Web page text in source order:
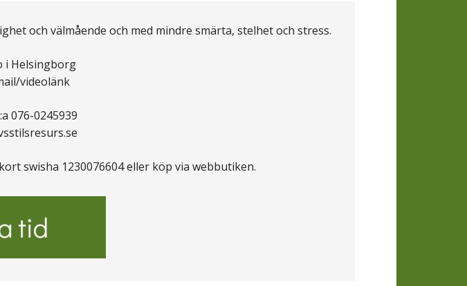
och välmående och med mindre smärta, stelhet och stress.
i Helsingborg
videolänk
076-0245939
swisha 1230076604 eller köp via webbutiken.